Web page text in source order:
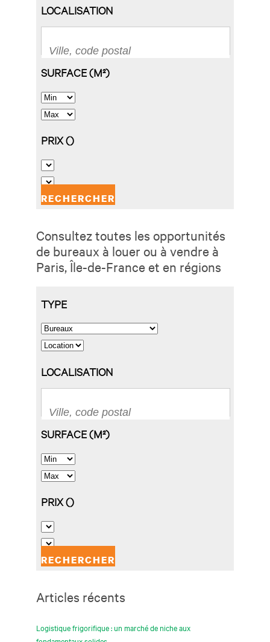
Consultez toutes les opportunités
de bureaux à louer ou à vendre à
Paris, Île-de-France et en régions
Articles récents
Logistique frigorifique : un marché de niche aux